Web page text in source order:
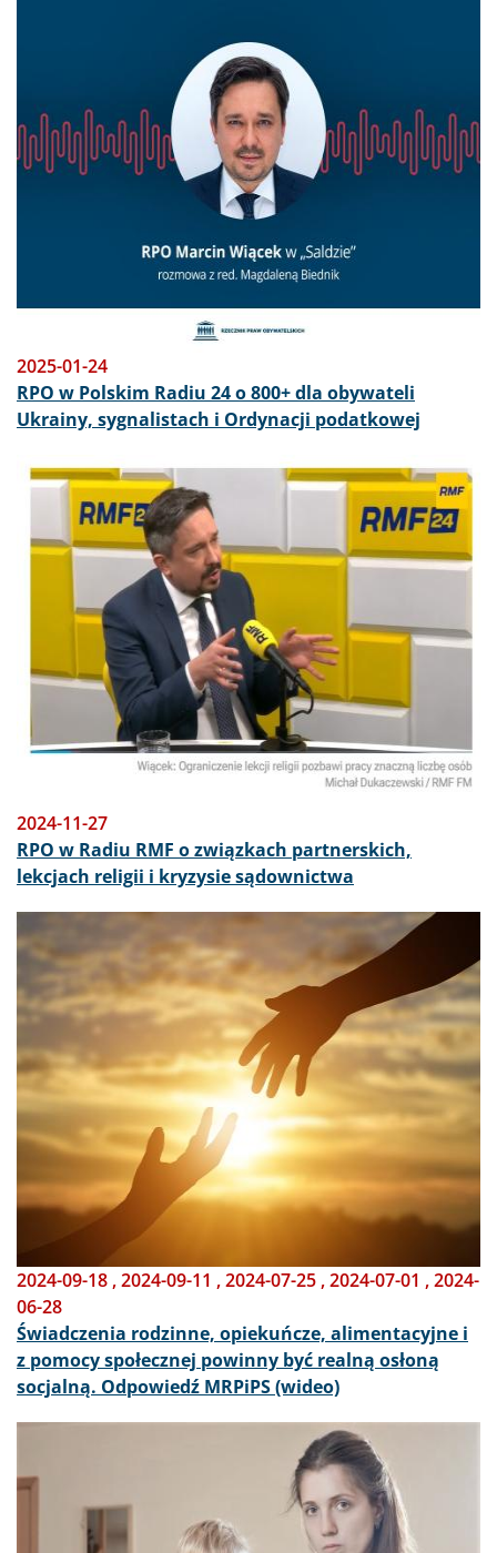
2025-01-24
RPO w Polskim Radiu 24 o 800+ dla obywateli
Ukrainy, sygnalistach i Ordynacji podatkowej
Obraz
2024-11-27
RPO w Radiu RMF o związkach partnerskich,
lekcjach religii i kryzysie sądownictwa
2024-09-18 ,2024-09-11 ,2024-07-25 ,2024-07-01 ,2024-
06-28
Świadczenia rodzinne, opiekuńcze, alimentacyjne i
z pomocy społecznej powinny być realną osłoną
socjalną. Odpowiedź MRPiPS (wideo)